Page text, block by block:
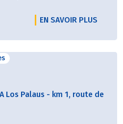
EN SAVOIR PLUS
A Los Palaus - km 1, route de